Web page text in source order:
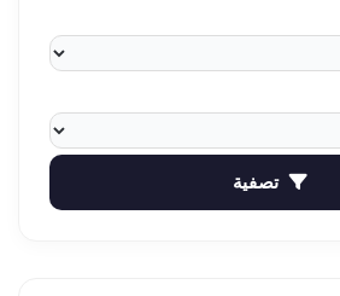
تصفية